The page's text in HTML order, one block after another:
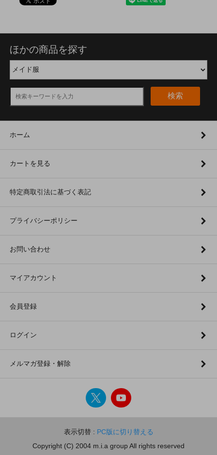
ほかの商品を探す
検索
ホーム
カートを見る
特定商取引法に基づく表記
プライバシーポリシー
お問い合わせ
マイアカウント
会員登録
ログイン
メルマガ登録・解除
表示切替 : PC版に切り替える
Copyright (C) 2004 m.i.a group All rights reserved